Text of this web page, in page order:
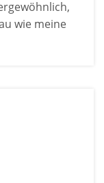
wie meine